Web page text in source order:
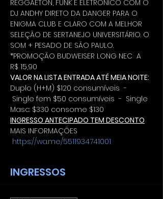
REGGAETON, FUNK E ELETRÔNICO COM O
DJ ANDHY DIRETO DA DANGER PARA O
ENIGMA CLUB E CLARO COM A MELHOR
SELEÇÃO DE SERTANEJO UNIVERSITÁRIO. O
SOM + PESADO DE SÃO PAULO.
*PROMOÇÃO BUDWEISER LONG NEC  A
R$ 15,90
VALOR NA LISTA ENTRADA ATÉ MEIA NOITE:
Duplo (H+M) $120 consumíveis  -
Single fem $50 consumíveis  -  Single
Masc: $330 consome $130
INGRESSO ANTECIPADO TEM DESCONTO
MAIS INFORMAÇÕES
https://wa.me/5511934741001
INGRESSOS